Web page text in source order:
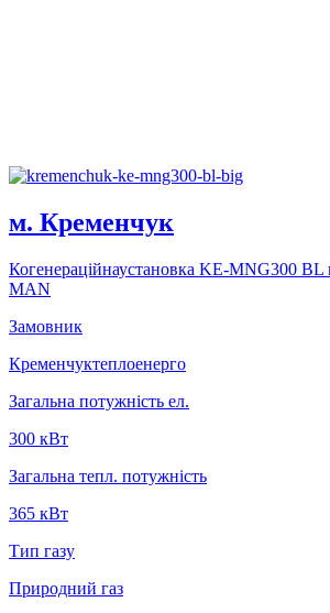
м. Кременчук
Когенерацiйнаустановка KE-MNG300 BL
MAN
Замовник
Кременчуктеплоенерго
Загальна потужність ел.
300 кВт
Загальна тепл. потужність
365 кВт
Тип газу
Природний газ